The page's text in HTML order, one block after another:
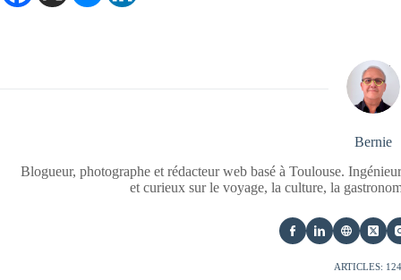
Bernie
Blogueur, photographe et rédacteur web basé à Toulouse.
et curieux sur le voyage, la culture, la
ARTICLES: